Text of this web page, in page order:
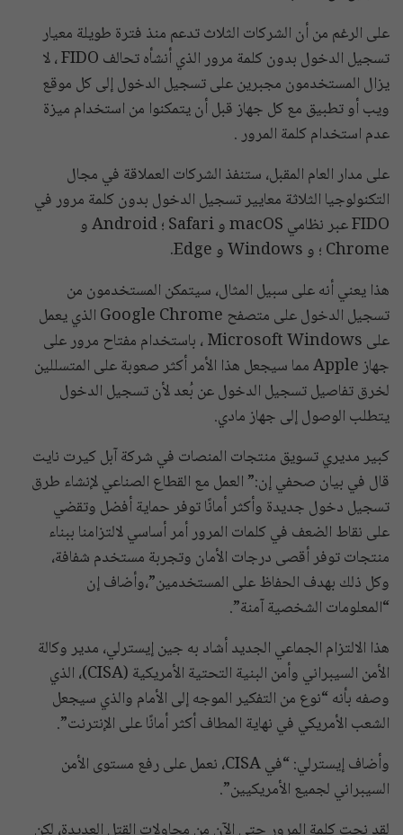
على الرغم من أن الشركات الثلاث تدعم منذ فترة طويلة معيار
تسجيل الدخول بدون كلمة مرور الذي أنشأه تحالف FIDO ، لا
يزال المستخدمون مجبرين على تسجيل الدخول إلى كل موقع
ويب أو تطبيق مع كل جهاز قبل أن يتمكنوا من استخدام ميزة
عدم استخدام كلمة المرور .
على مدار العام المقبل، ستنفذ الشركات العملاقة في مجال
التكنولوجيا الثلاثة معايير تسجيل الدخول بدون كلمة مرور في
FIDO عبر نظامي macOS و Safari ؛ Android و
Chrome ؛ و Windows و Edge.
هذا يعني أنه على سبيل المثال، سيتمكن المستخدمون من
تسجيل الدخول على متصفح Google Chrome الذي يعمل
على Microsoft Windows ، باستخدام مفتاح مرور على
جهاز Apple مما سيجعل هذا الأمر أكثر صعوبة على المتسللين
لخرق تفاصيل تسجيل الدخول عن بُعد لأن تسجيل الدخول
يتطلب الوصول إلى جهاز مادي.
كبير مديري تسويق منتجات المنصات في شركة آبل كيرت نايت
قال في بيان صحفي إن:” العمل مع القطاع الصناعي لإنشاء طرق
تسجيل دخول جديدة وأكثر أمانًا توفر حماية أفضل وتقضي
على نقاط الضعف في كلمات المرور أمر أساسي لالتزامنا ببناء
منتجات توفر أقصى درجات الأمان وتجربة مستخدم شفافة،
وكل ذلك بهدف الحفاظ على المستخدمين”،وأضاف إن
“المعلومات الشخصية آمنة”.
هذا الالتزام الجماعي الجديد أشاد به جين إيسترلي، مدير وكالة
الأمن السيبراني وأمن البنية التحتية الأمريكية (CISA)، الذي
وصفه بأنه “نوع من التفكير الموجه إلى الأمام والذي سيجعل
الشعب الأمريكي في نهاية المطاف أكثر أمانًا على الإنترنت”.
وأضاف إيسترلي: “في CISA، نعمل على رفع مستوى الأمن
السيبراني لجميع الأمريكيين”.